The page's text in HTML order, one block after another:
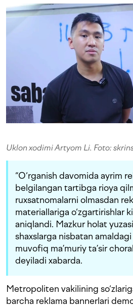
Uklon xodimi Artyom Li. Foto:
“O‘rganish davomida ayrim
belgilangan tartibga rioya
ruxsatnomalarni olmasdan
materiallariga o‘zgartirishlar
aniqlandi. Mazkur holat
shaxslarga nisbatan
muvofiq ma’muriy ta’sir
deyiladi xabarda.
Metropoliten vakilining
barcha reklama bannerlari